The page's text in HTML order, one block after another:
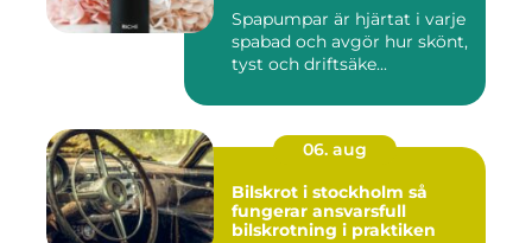
Spapumpar är hjärtat i varje
spabad och avgör hur skönt,
tyst och driftsäke...
06. aug
Bilskrot i stockholm så
fungerar ansvarsfull
bilskrotning i praktiken